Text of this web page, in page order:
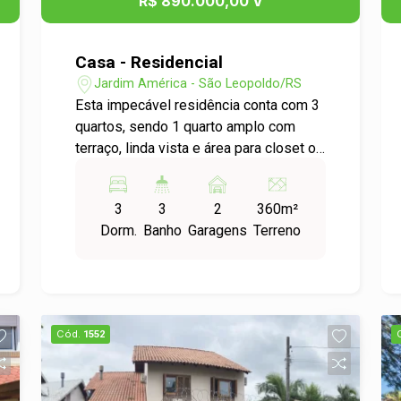
Casa - Residencial
Jardim América - São Leopoldo/RS
Esta impecável residência conta com 3
quartos, sendo 1 quarto amplo com
terraço, linda vista e área para closet ou
varanda no hall de entrada com jardim e
vista para o nascente do sol, sala de 2
ambientes com pé direito duplo e
e forno de pizza, pátio com piscina e
solarium e 2 vagas de garagem. Ideal
para quem valoriza a tranquilidade e o
contato com a natureza.
3
Dorm.
3
Banho
2
Garagens
360m²
Terreno
Cód. 1552